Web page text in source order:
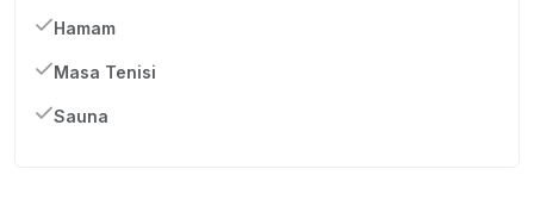
Hamam
Masa Tenisi
Sauna